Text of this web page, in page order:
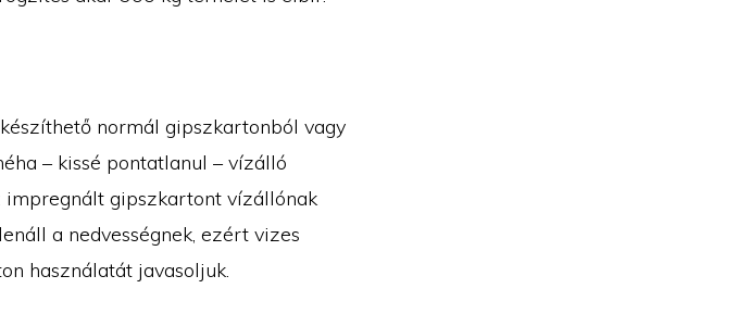
normál gipszkartonból vagy
– kissé pontatlanul – vízálló
impregnált gipszkartont vízállónak
a nedvességnek, ezért vizes
használatát javasoljuk.